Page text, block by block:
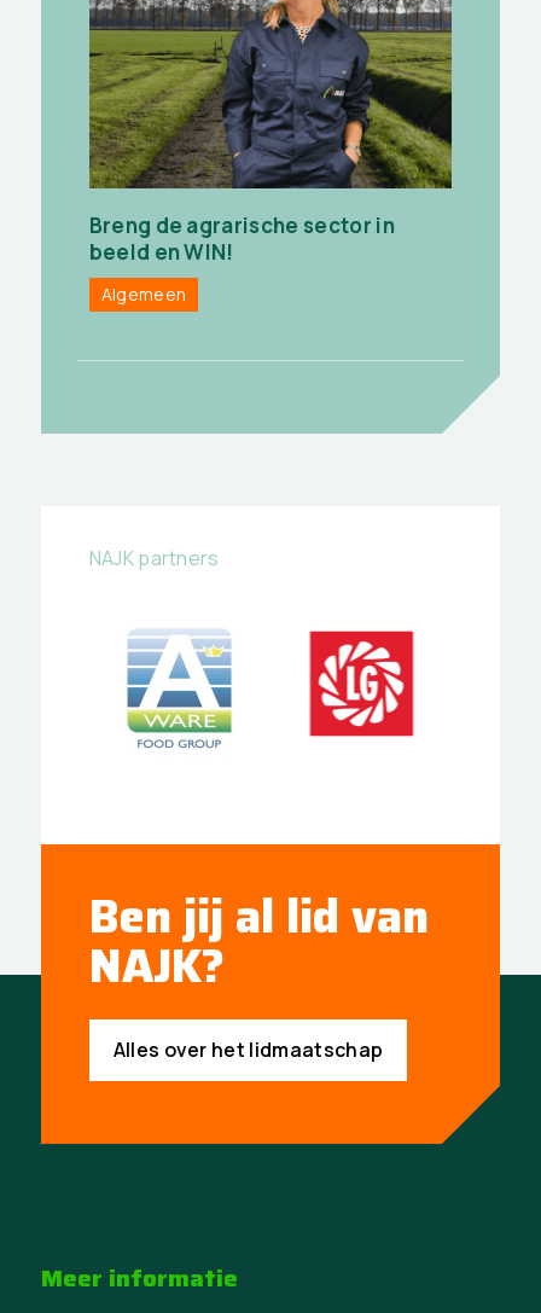
Breng de agrarische sector in
beeld en WIN!
Algemeen
NAJK partners
Ben jij al lid van
NAJK?
Alles over het lidmaatschap
Meer informatie